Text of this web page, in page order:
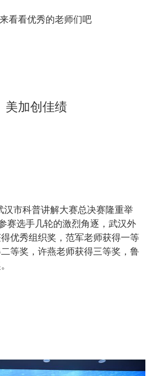
看看优秀的老师们吧
美加创佳绩
汉市科普讲解大赛总决赛隆重举
赛选手几轮的激烈角逐，武汉外
优秀组织奖，范军老师获得一等
等奖，许燕老师获得三等奖，鲁